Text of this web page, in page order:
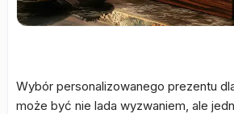
Wybór personalizowanego prezentu
może być nie lada wyzwaniem, ale